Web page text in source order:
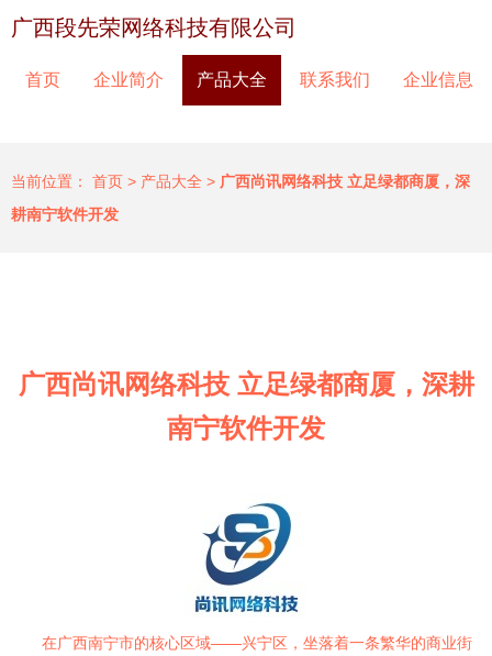
广西段先荣网络科技有限公司
首页 企业简介 产品大全 联系我们 企业信息
当前位置： 首页 > 产品大全 > 广西尚讯网络科技 立足绿都商厦，深
耕南宁软件开发
广西尚讯网络科技 立足绿都商厦，深耕
南宁软件开发
在广西南宁市的核心区域——兴宁区，坐落着一条繁华的商业街